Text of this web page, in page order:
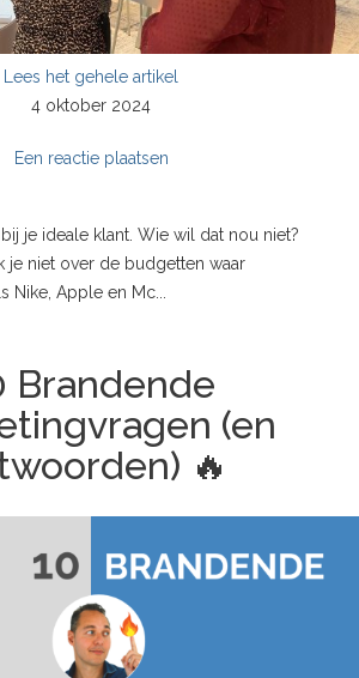
Lees het gehele artikel
4 oktober 2024
Een reactie plaatsen
je ideale klant. Wie wil dat nou niet?
je niet over de budgetten waar
Nike, Apple en Mc...
Brandende
(en
🔥